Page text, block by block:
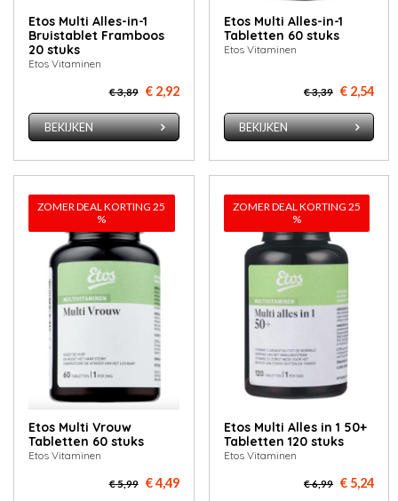
Etos Multi Alles-in-1
Bruistablet Framboos
20 stuks
Etos Vitaminen
€ 3,89 € 2,92
BEKIJKEN
Etos Multi Alles-in-1
Tabletten 60 stuks
Etos Vitaminen
€ 3,39 € 2,54
BEKIJKEN
ZOMER DEAL KORTING 25
%
Etos Multi Vrouw
Tabletten 60 stuks
Etos Vitaminen
€ 5,99 € 4,49
ZOMER DEAL KORTING 25
%
Etos Multi Alles in 1 50+
Tabletten 120 stuks
Etos Vitaminen
€ 6,99 € 5,24